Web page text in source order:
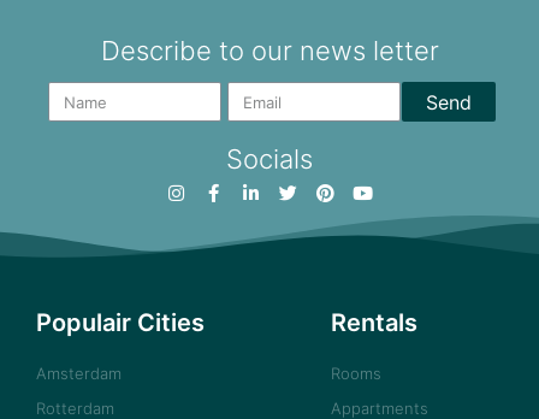
Describe to our news letter
Send
Socials
Populair Cities
Amsterdam
Rotterdam
Rentals
Rooms
Appartments